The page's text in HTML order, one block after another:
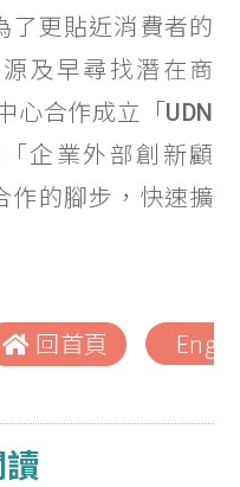
了更貼近消費者的
及早尋找潛在商
心合作成立「UDN
企業外部創新顧
作的腳步，快速擴
回首頁